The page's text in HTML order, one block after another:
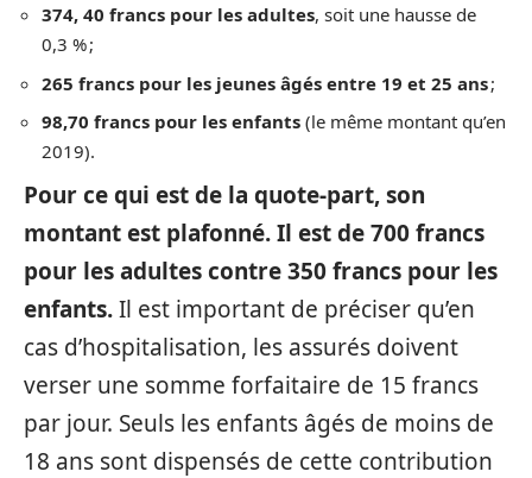
374, 40 francs pour les adultes, soit une hausse de
0,3 % ;
265 francs pour les jeunes âgés entre 19 et 25 ans;
98,70 francs pour les enfants (le même montant qu’en
2019).
Pour ce qui est de la quote-part, son
montant est plafonné. Il est de 700 francs
pour les adultes contre 350 francs pour les
enfants.Il est important de préciser qu’en
cas d’hospitalisation, les assurés doivent
verser une somme forfaitaire de 15 francs
par jour. Seuls les enfants âgés de moins de
18 ans sont dispensés de cette contribution